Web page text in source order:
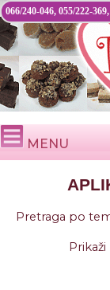
MENU
Pretraga po
Prikaži
066/240-046, 055/222-